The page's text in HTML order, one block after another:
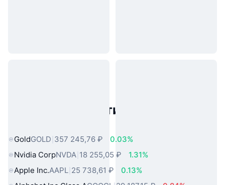
Популярные активы реального
GoldGOLD 357 245,76 ₽
0.03%
Nvidia CorpNVDA 18 255,05 ₽
1.31%
Apple Inc.AAPL 25 738,61 ₽
0.13%